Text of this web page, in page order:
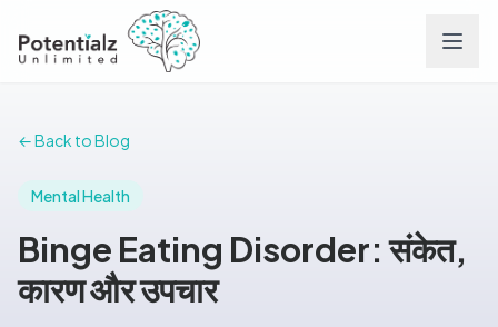
Careers
← Back to Blog
Mental Health
Binge Eating Disorder: संकेत,
कारण और उपचार